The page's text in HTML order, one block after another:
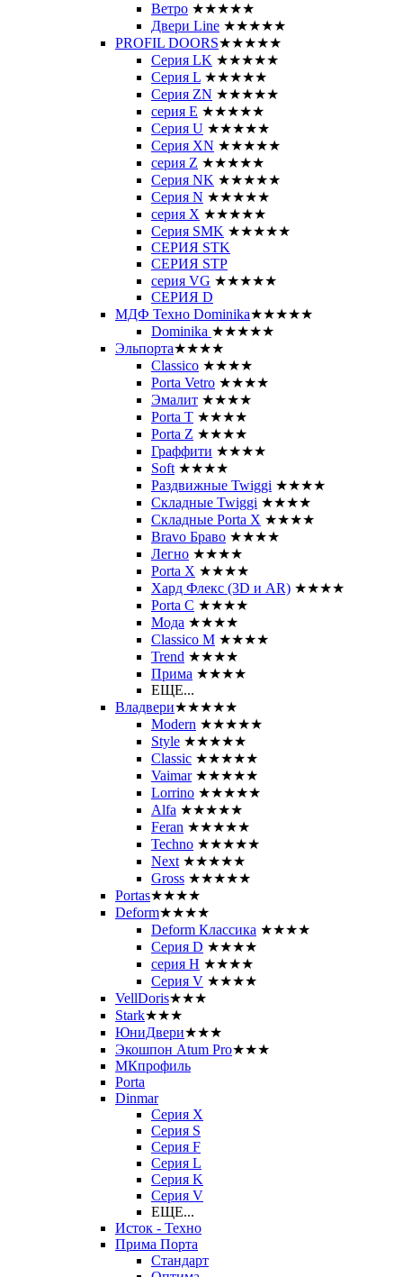
Ветро ★★★★★
Двери Line ★★★★★
PROFIL DOORS★★★★★
Серия LK ★★★★★
Серия L ★★★★★
Серия ZN ★★★★★
серия E ★★★★★
Серия U ★★★★★
Серия XN ★★★★★
серия Z ★★★★★
Серия NK ★★★★★
Серия N ★★★★★
серия X ★★★★★
Серия SMK ★★★★★
СЕРИЯ STK
СЕРИЯ STP
серия VG ★★★★★
СЕРИЯ D
МДФ Техно Dominika★★★★★
Dominika ★★★★★
Эльпорта★★★★
Classico ★★★★
Porta Vetro ★★★★
Эмалит ★★★★
Porta T ★★★★
Porta Z ★★★★
Граффити ★★★★
Soft ★★★★
Раздвижные Twiggi ★★★★
Складные Twiggi ★★★★
Складные Porta X ★★★★
Bravo Браво ★★★★
Легно ★★★★
Porta X ★★★★
Хард Флекс (3D и AR) ★★★★
Porta C ★★★★
Мода ★★★★
Classico M ★★★★
Trend ★★★★
Прима ★★★★
ЕЩЕ...
Владвери★★★★★
Modern ★★★★★
Style ★★★★★
Classic ★★★★★
Vaimar ★★★★★
Lorrino ★★★★★
Alfa ★★★★★
Feran ★★★★★
Techno ★★★★★
Next ★★★★★
Gross ★★★★★
Portas★★★★
Deform★★★★
Deform Классика ★★★★
Серия D ★★★★
серия H ★★★★
Серия V ★★★★
VellDoris★★★
Stark★★★
ЮниДвери★★★
Экошпон Atum Pro★★★
МКпрофиль
Porta
Dinmar
Серия X
Серия S
Серия F
Серия L
Серия K
Серия V
ЕЩЕ...
Исток - Техно
Прима Порта
Стандарт